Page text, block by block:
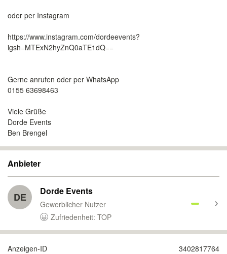
oder per Instagram
https://www.instagram.com/dordeevents?
igsh=MTExN2hyZnQ0aTE1dQ==
Gerne anrufen oder per WhatsApp
0155 63698463
Viele Grüße
Dorde Events
Ben Brengel
Anbieter
DE Dorde Events
Gewerblicher Nutzer
Zufriedenheit: TOP
Anzeigen-ID 3402817764